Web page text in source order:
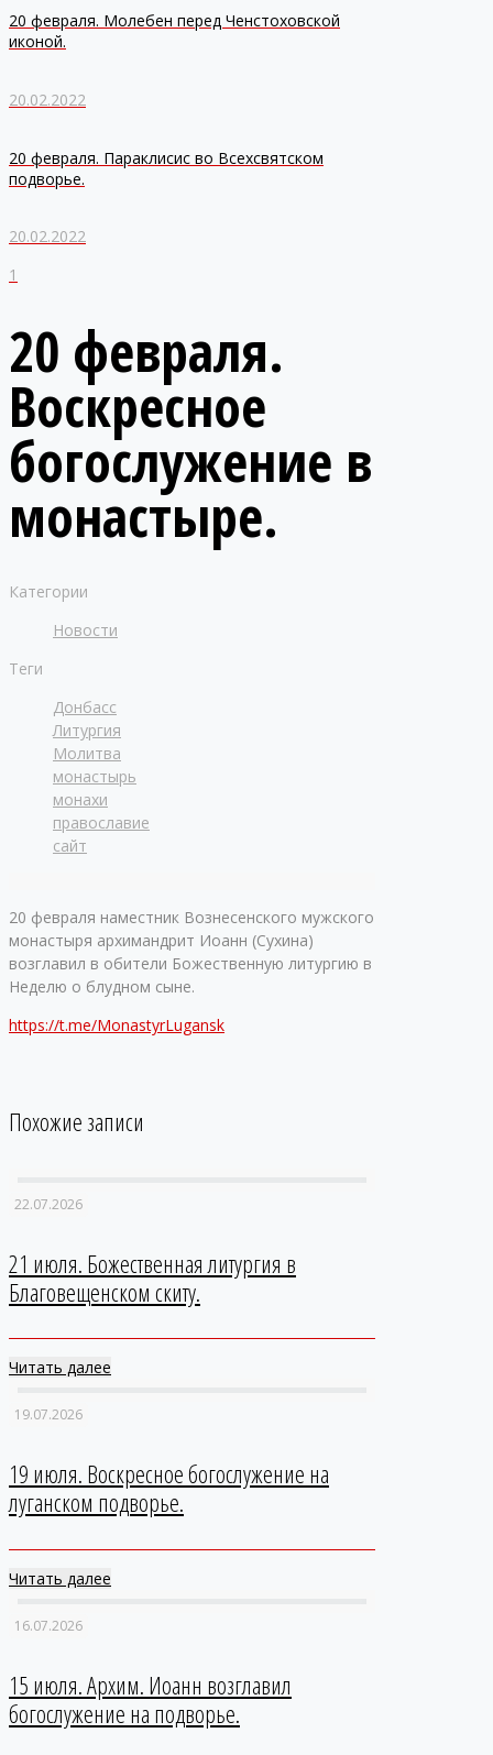
20 февраля. Молебен перед Ченстоховской
иконой.
20.02.2022
20 февраля. Параклисис во Всехсвятском
подворье.
20.02.2022
1
20 февраля.
Воскресное
богослужение в
монастыре.
Категории
Новости
Теги
Донбасс
Литургия
Молитва
монастырь
монахи
православие
сайт
20 февраля наместник Вознесенского мужского
монастыря архимандрит Иоанн (Сухина)
возглавил в обители Божественную литургию в
Неделю о блудном сыне.
https://t.me/MonastyrLugansk
Похожие записи
22.07.2026
21 июля. Божественная литургия в
Благовещенском скиту.
Читать далее
19.07.2026
19 июля. Воскресное богослужение на
луганском подворье.
Читать далее
16.07.2026
15 июля. Архим. Иоанн возглавил
богослужение на подворье.